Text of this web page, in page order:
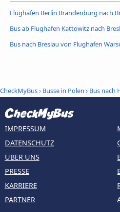
Flughafen Berlin Brandenburg nach
Bus ab Flughafen Kattowitz nach
Bus nach Breslau von Flughafen
CheckMyBus› Busse in Polen › Bus nach
IMPRESSUM
DATENSCHUTZ
ÜBER UNS
PRESSE
KARRIERE
PARTNER